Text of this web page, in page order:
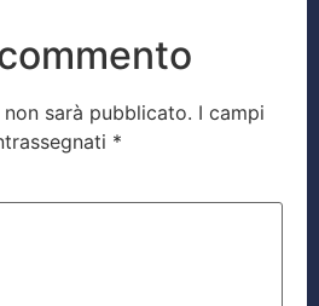
sarà pubblicato. I campi
*